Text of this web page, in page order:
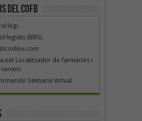
del COFB
(BBS)
Localitzador de farmàcies i
Santiaria Virtual